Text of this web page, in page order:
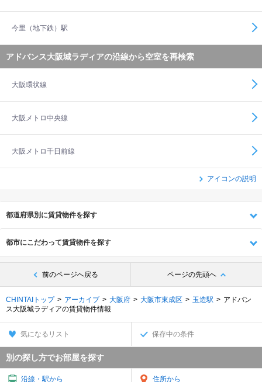
今里（地下鉄）駅
アドバンス大阪城ラディアの沿線から空室を再検索
大阪環状線
大阪メトロ中央線
大阪メトロ千日前線
アイコンの説明
都道府県別に賃貸物件を探す
都市にこだわって賃貸物件を探す
前のページへ戻る ページの先頭へ
CHINTAIトップ アーカイブ 大阪府 大阪市東成区 玉造駅
アドバン
ス大阪城ラディアの賃貸物件情報
気になるリスト 保存中の条件
別の探し方でお部屋を探す
沿線・駅から 住所から